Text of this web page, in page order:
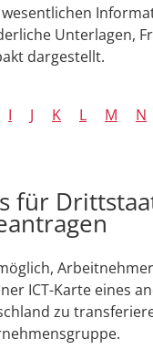
Unterlagen,
dargestellt.
I J K L M N
für
ICT-Karte eines
zu